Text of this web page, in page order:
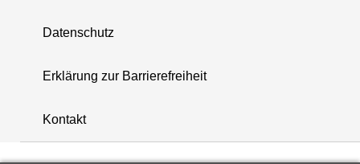
+
−
Datenschutz
Erklärung zur Barrierefreiheit
Kontakt